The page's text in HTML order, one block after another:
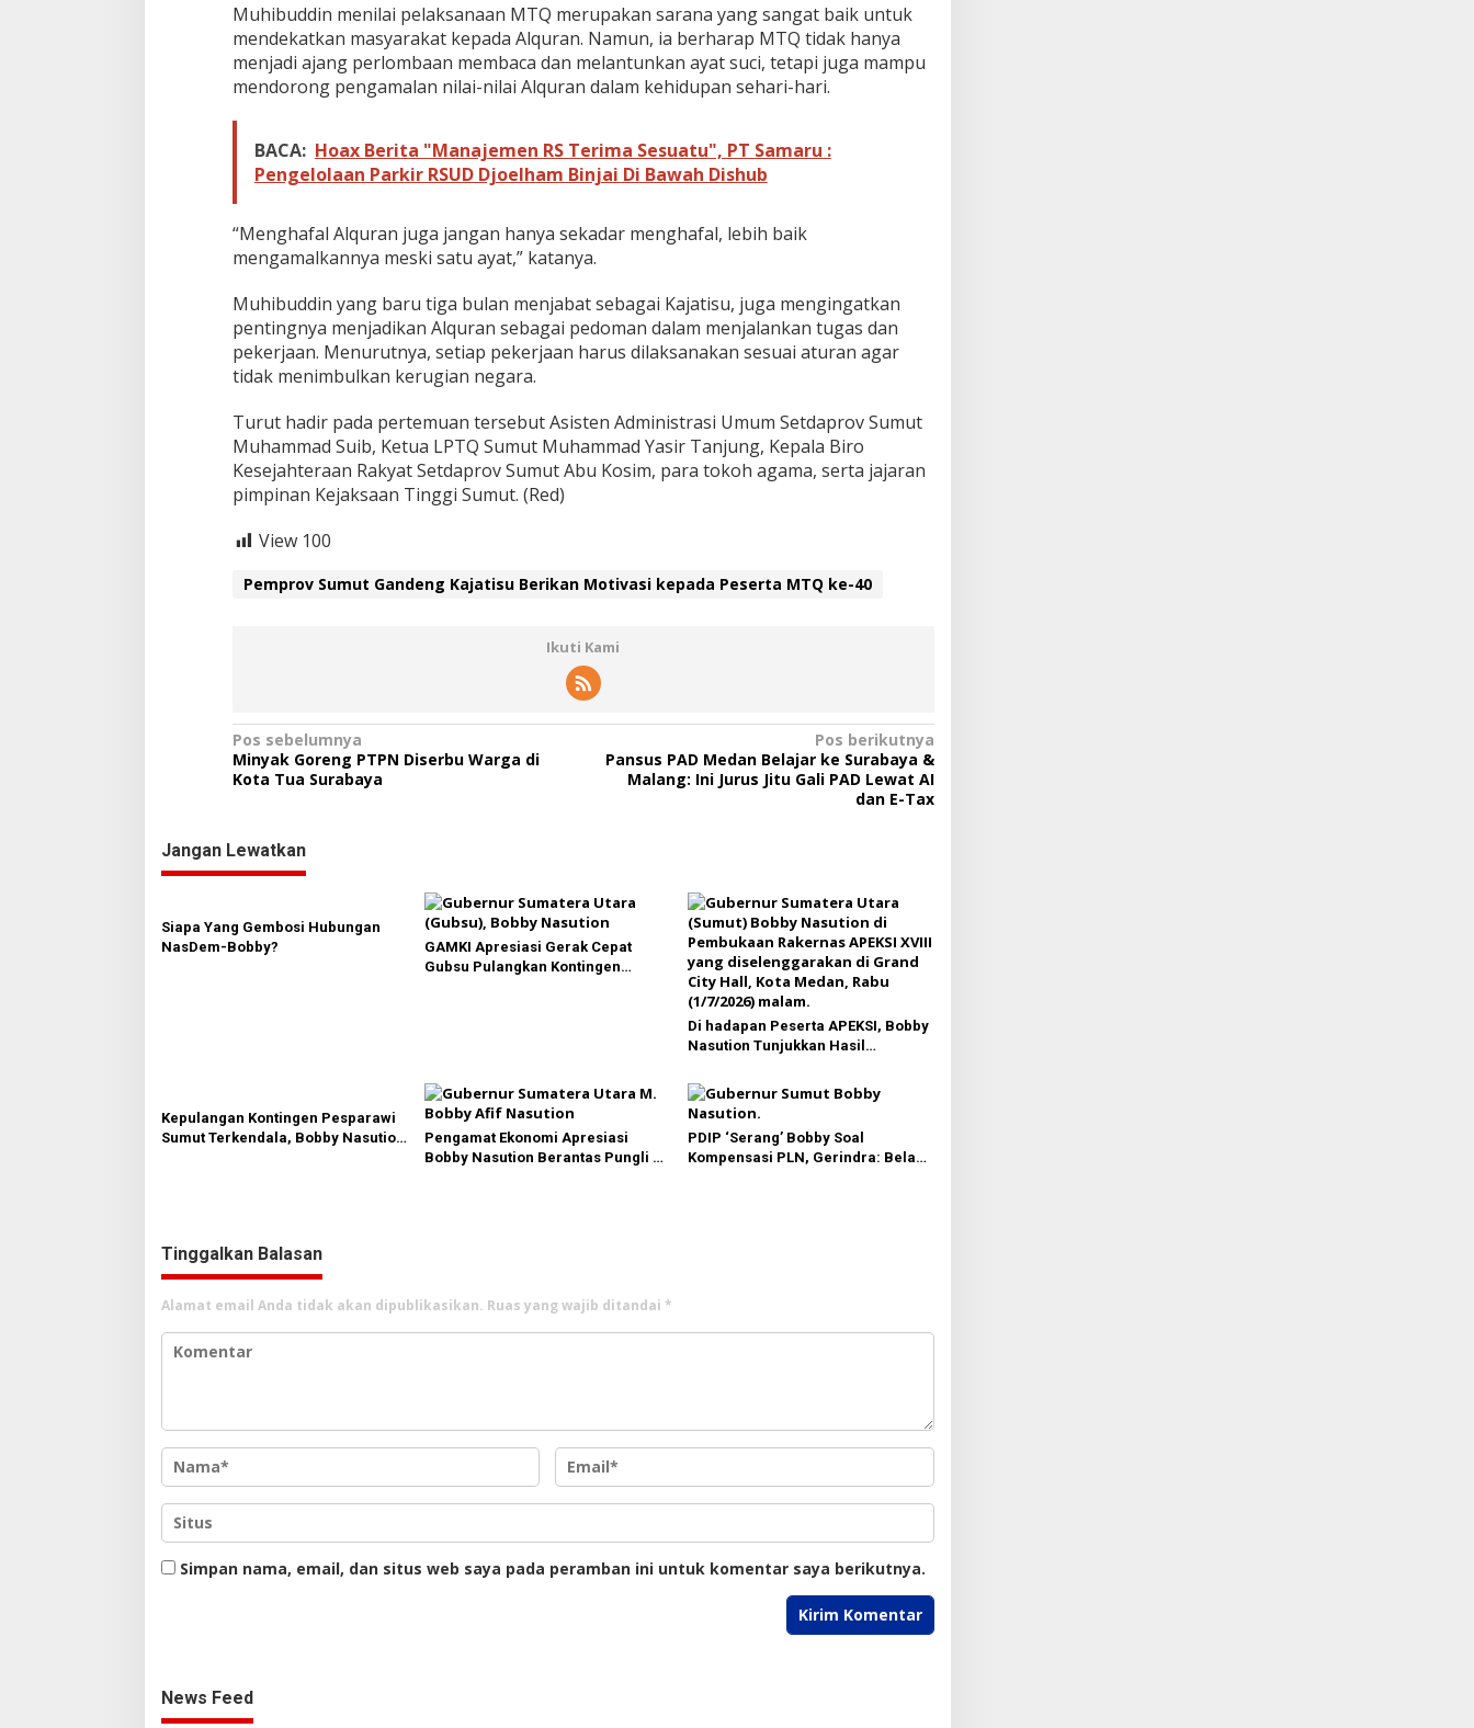
Muhibuddin menilai pelaksanaan MTQ merupakan sarana yang sangat baik untuk
mendekatkan masyarakat kepada Alquran. Namun, ia berharap MTQ tidak hanya
menjadi ajang perlombaan membaca dan melantunkan ayat suci, tetapi juga mampu
mendorong pengamalan nilai-nilai Alquran dalam kehidupan sehari-hari.
BACA: Hoax Berita "Manajemen RS Terima Sesuatu", PT Samaru :
Pengelolaan Parkir RSUD Djoelham Binjai Di Bawah Dishub
“Menghafal Alquran juga jangan hanya sekadar menghafal, lebih baik
mengamalkannya meski satu ayat,” katanya.
Muhibuddin yang baru tiga bulan menjabat sebagai Kajatisu, juga mengingatkan
pentingnya menjadikan Alquran sebagai pedoman dalam menjalankan tugas dan
pekerjaan. Menurutnya, setiap pekerjaan harus dilaksanakan sesuai aturan agar
tidak menimbulkan kerugian negara.
Turut hadir pada pertemuan tersebut Asisten Administrasi Umum Setdaprov Sumut
Muhammad Suib, Ketua LPTQ Sumut Muhammad Yasir Tanjung, Kepala Biro
Kesejahteraan Rakyat Setdaprov Sumut Abu Kosim, para tokoh agama, serta jajaran
pimpinan Kejaksaan Tinggi Sumut. (Red)
View 100
Pemprov Sumut Gandeng Kajatisu Berikan Motivasi kepada Peserta MTQ ke-40
Ikuti Kami
N
a
g
s
i
Pos sebelumnya
Minyak Goreng PTPN Diserbu Warga di
Kota Tua Surabaya
Pos berikutnya
Pansus PAD Medan Belajar ke Surabaya &
Malang: Ini Jurus Jitu Gali PAD Lewat AI
dan E-Tax
Jangan Lewatkan
Siapa Yang Gembosi Hubungan
NasDem-Bobby?
GAMKI Apresiasi Gerak Cepat
Gubsu Pulangkan Kontingen
Di hadapan Peserta APEKSI, Bobby
Nasution Tunjukkan Hasil
Eranya
Kepulangan Kontingen Pesparawi
Sumut Terkendala, Bobby Nasution
Pengamat Ekonomi Apresiasi
Bobby Nasution Berantas Pungli di
PDIP ‘Serang’ Bobby Soal
Kompensasi PLN, Gerindra: Bela
Tinggalkan Balasan
Alamat email Anda tidak akan dipublikasikan. Ruas yang wajib ditandai *
Simpan nama, email, dan situs web saya pada peramban ini untuk komentar saya berikutnya.
News Feed